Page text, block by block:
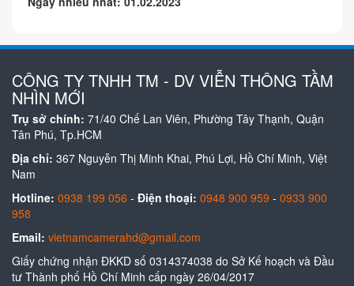
CÔNG TY TNHH TM - DV VIỄN THÔNG TẦM
NHÌN MỚI
Trụ sở chính: 71/40 Chế Lan Viên, Phường Tây Thạnh, Quận
Tân Phú, Tp.HCM
Địa chỉ: 367 Nguyễn Thị Minh Khai, Phú Lợi, Hồ Chí Minh, Việt
Nam
Hotline: 0938 199 056 - Điện thoại: 0948 900 959 - 0933 900
958
Email: vietnamcamerahd@gmail.com
Giấy chứng nhận ĐKKD số 0314374038 do Sở Kế hoạch và Đầu
tư Thành phố Hồ Chí Minh cấp ngày 26/04/2017